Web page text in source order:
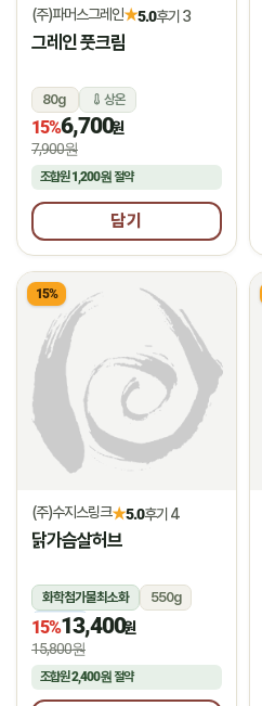
(주)파머스그레인★5.0후기 3
그레인 풋크림
80g 상온
15%6,700원
7,900원
조합원1,200원 절약
담기
15%
(주)수지스링크★5.0후기 4
닭가슴살허브
화학첨가물최소화
550g
냉동
15%13,400원
15,800원
조합원2,400원 절약